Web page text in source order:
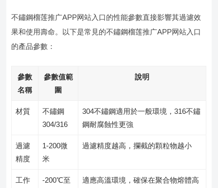
不鏽鋼榴莲推广APP网站入口的性能參數直接影響其過濾效
果和使用壽命。以下是常見的不鏽鋼榴莲推广APP网站入口
的產品參數：
參數
名稱
參數值範
圍
說明
材質
不鏽鋼
304/316
304不鏽鋼適用於一般環境，316不鏽
鋼耐腐蝕性更強
過濾
精度
1-200微
米
過濾精度越高，攔截的顆粒物越小
工作
-200℃至
適應高溫環境，確保在聚合物熔體高